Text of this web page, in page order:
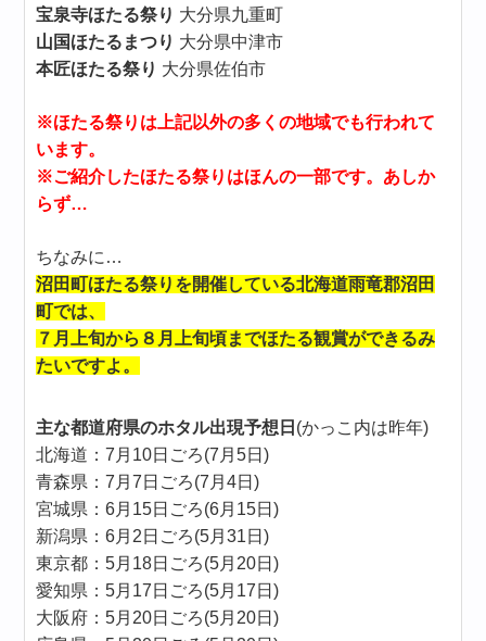
宝泉寺ほたる祭り 大分県九重町
山国ほたるまつり 大分県中津市
本匠ほたる祭り 大分県佐伯市
※ほたる祭りは上記以外の多くの地域でも行われて
います。
※ご紹介したほたる祭りはほんの一部です。あしか
らず…
ちなみに…
沼田町ほたる祭りを開催している北海道雨竜郡沼田
町では、
７月上旬から８月上旬頃までほたる観賞ができるみ
たいですよ。
主な都道府県のホタル出現予想日 (かっこ内は昨年)
北海道：7月10日ごろ(7月5日)
青森県：7月7日ごろ(7月4日)
宮城県：6月15日ごろ(6月15日)
新潟県：6月2日ごろ(5月31日)
東京都：5月18日ごろ(5月20日)
愛知県：5月17日ごろ(5月17日)
大阪府：5月20日ごろ(5月20日)